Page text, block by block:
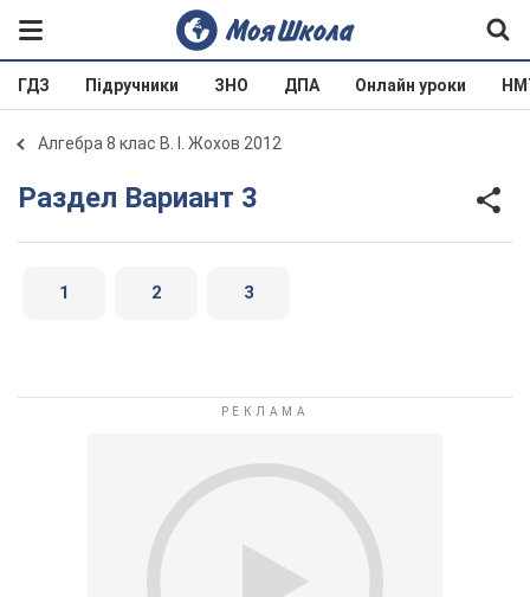
ГДЗ Підручники ЗНО ДПА Онлайн уроки
Алгебра 8 клас В. І. Жохов 2012
Раздел Вариант 3
1 2 3